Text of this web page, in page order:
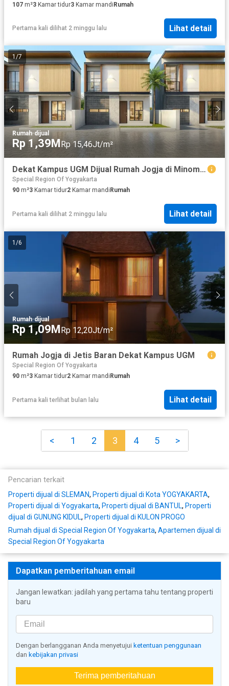
107 m²3 Kamar tidur3 Kamar mandiRumah
Pertama kali dilihat 2 minggu lalu Lihat detail
1 /7
Rumah·dijual
Rp 1,39MRp 15,46Jt/m²
Dekat Kampus UGM Dijual Rumah Jogja di Minomartani
Special Region Of Yogyakarta
90 m²3 Kamar tidur2 Kamar mandi Rumah
Pertama kali dilihat 2 minggu lalu Lihat detail
1 /6
Rumah·dijual
Rp 1,09MRp 12,20Jt/m²
Rumah Jogja di Jetis Baran Dekat Kampus UGM
Special Region Of Yogyakarta
90 m²3 Kamar tidur2 Kamar mandiRumah
Pertama kali terlihat bulan lalu Lihat detail
< 1 2 3 4 5 >
Pencarian terkait
Properti dijual di SLEMAN, Properti dijual di Kota YOGYAKARTA,
Properti dijual di Yogyakarta, Properti dijual di BANTUL, Properti
dijual di GUNUNG KIDUL, Properti dijual di KULON PROGO
Rumah dijual di Special Region Of Yogyakarta, Apartemen dijual di
Special Region Of Yogyakarta
Dapatkan pemberitahuan email
Jangan lewatkan: jadilah yang pertama tahu tentang properti
baru
Dengan berlangganan Anda menyetujui ketentuan penggunaan
dan kebijakan privasi
Terima pemberitahuan